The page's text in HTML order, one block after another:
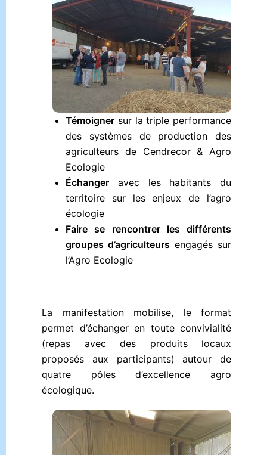
Témoigner sur la triple performance
des systèmes de production des
agriculteurs de Cendrecor & Agro
Ecologie
Échanger avec les habitants du
territoire sur les enjeux de l’agro
écologie
Faire se rencontrer les différents
groupes d’agriculteurs engagés sur
l’Agro Ecologie
La manifestation mobilise, le format
permet d’échanger en toute convivialité
(repas avec des produits locaux
proposés aux participants) autour de
quatre pôles d’excellence agro
écologique.